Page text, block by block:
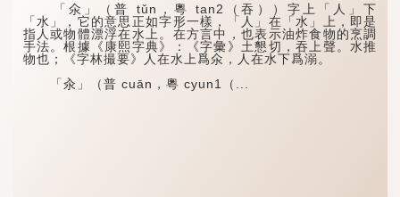
「氽」（普 tǔn，粵 tan2（吞））字上「人」下
「水」，它的意思正如字形一樣，「人」在「水」上，即是
指人或物體漂浮在水上。在方言中，也表示油炸食物的烹調
手法。根據《康熙字典》：《字彙》土懇切，吞上聲。水推
物也；《字林撮要》人在水上爲氽，人在水下爲溺。
「汆」（普 cuān，粵 cyun1（...